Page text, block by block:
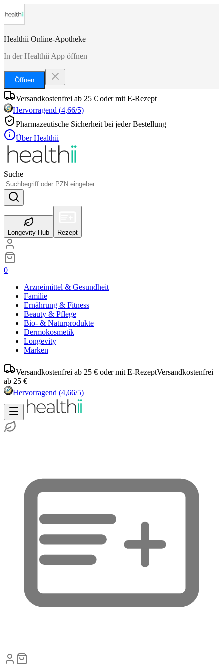
Healthii Online-Apotheke
In der Healthii App öffnen
Öffnen
Versandkostenfrei ab 25 € oder mit E-Rezept
Hervorragend (4,66/5)
Pharmazeutische Sicherheit bei jeder Bestellung
Über Healthii
Suche
Longevity Hub Rezept
0
Arzneimittel & Gesundheit
Familie
Ernährung & Fitness
Beauty & Pflege
Bio- & Naturprodukte
Dermokosmetik
Longevity
Marken
Versandkostenfrei ab 25 € oder mit E-RezeptVersandkostenfrei
ab 25 €
Hervorragend (4,66/5)